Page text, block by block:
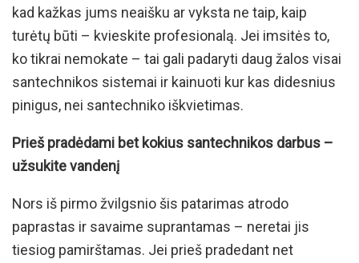
kad kažkas jums neaišku ar vyksta ne taip, kaip
turėtų būti – kvieskite profesionalą. Jei imsitės to,
ko tikrai nemokate – tai gali padaryti daug žalos visai
santechnikos sistemai ir kainuoti kur kas didesnius
pinigus, nei santechniko iškvietimas.
Prieš pradėdami bet kokius santechnikos darbus –
užsukite vandenį
Nors iš pirmo žvilgsnio šis patarimas atrodo
paprastas ir savaime suprantamas – neretai jis
tiesiog pamirštamas. Jei prieš pradedant net